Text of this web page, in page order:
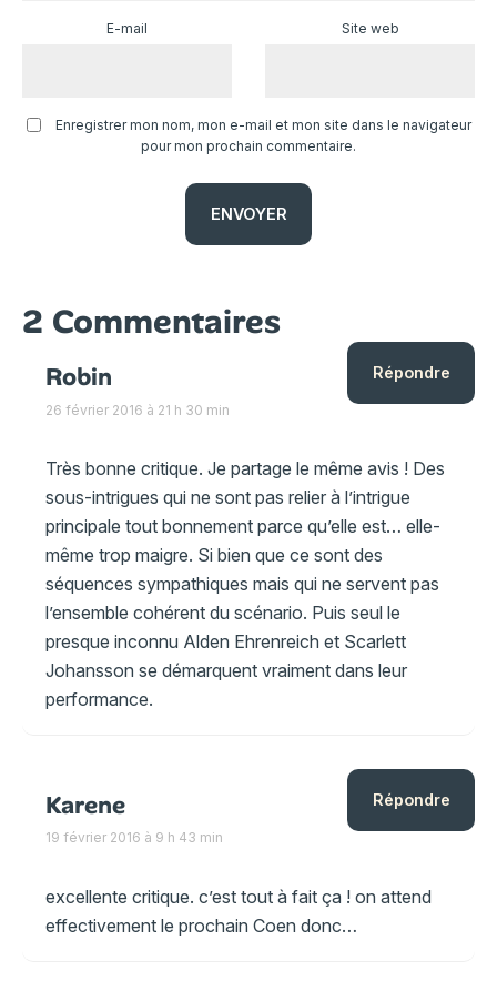
E-mail Site web
Enregistrer mon nom, mon e-mail et mon site dans le navigateur
pour mon prochain commentaire.
2 Commentaires
Robin
26 février 2016 à 21 h 30 min
Très bonne critique. Je partage le même avis ! Des
sous-intrigues qui ne sont pas relier à l’intrigue
principale tout bonnement parce qu’elle est… elle-
même trop maigre. Si bien que ce sont des
séquences sympathiques mais qui ne servent pas
l’ensemble cohérent du scénario. Puis seul le
presque inconnu Alden Ehrenreich et Scarlett
Johansson se démarquent vraiment dans leur
performance.
Répondre
Karene
19 février 2016 à 9 h 43 min
excellente critique. c’est tout à fait ça ! on attend
effectivement le prochain Coen donc…
Répondre